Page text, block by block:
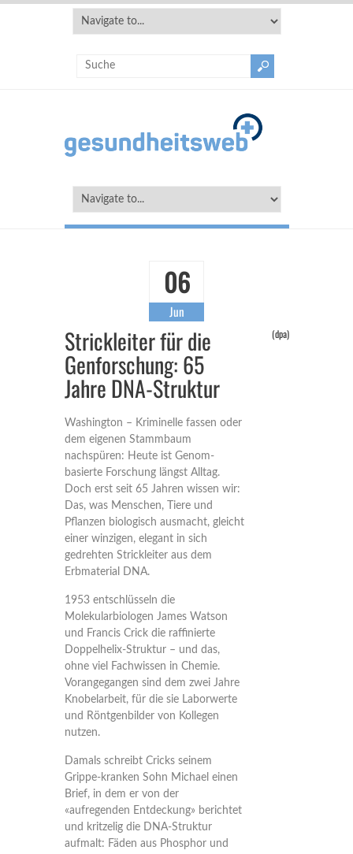
06
Jun
Strickleiter für die
Genforschung: 65
Jahre DNA-Struktur
(dpa)
Washington – Kriminelle fassen oder
dem eigenen Stammbaum
nachspüren: Heute ist Genom-
basierte Forschung längst Alltag.
Doch erst seit 65 Jahren wissen wir:
Das, was Menschen, Tiere und
Pflanzen biologisch ausmacht, gleicht
einer winzigen, elegant in sich
gedrehten Strickleiter aus dem
Erbmaterial DNA.
1953 entschlüsseln die
Molekularbiologen James Watson
und Francis Crick die raffinierte
Doppelhelix-Struktur – und das,
ohne viel Fachwissen in Chemie.
Vorangegangen sind dem zwei Jahre
Knobelarbeit, für die sie Laborwerte
und Röntgenbilder von Kollegen
nutzen.
Damals schreibt Cricks seinem
Grippe-kranken Sohn Michael einen
Brief, in dem er von der
«aufregenden Entdeckung» berichtet
und kritzelig die DNA-Struktur
aufmalt: Fäden aus Phosphor und